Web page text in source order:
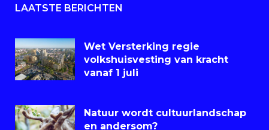
LAATSTE BERICHTEN
Wet Versterking regie
volkshuisvesting van kracht
vanaf 1 juli
Natuur wordt cultuurlandschap
en andersom?